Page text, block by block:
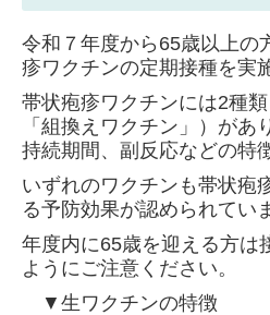
採用情報
お問い合わせ
令和７年度から65歳以上の
疹ワクチンの定期接種を実
帯状疱疹ワクチンには2種
「組換えワクチン」）があ
持続期間、副反応などの特
いずれのワクチンも帯状疱
る予防効果が認められてい
年度内に65歳を迎える方は
ようにご注意ください。
▼生ワクチンの特徴